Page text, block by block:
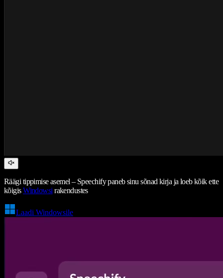
Räägi tippimise asemel – Speechify paneb sinu sõnad kirja ja loeb kõik ette
kõigisWindowsi rakendustes
Laadi Windowsile